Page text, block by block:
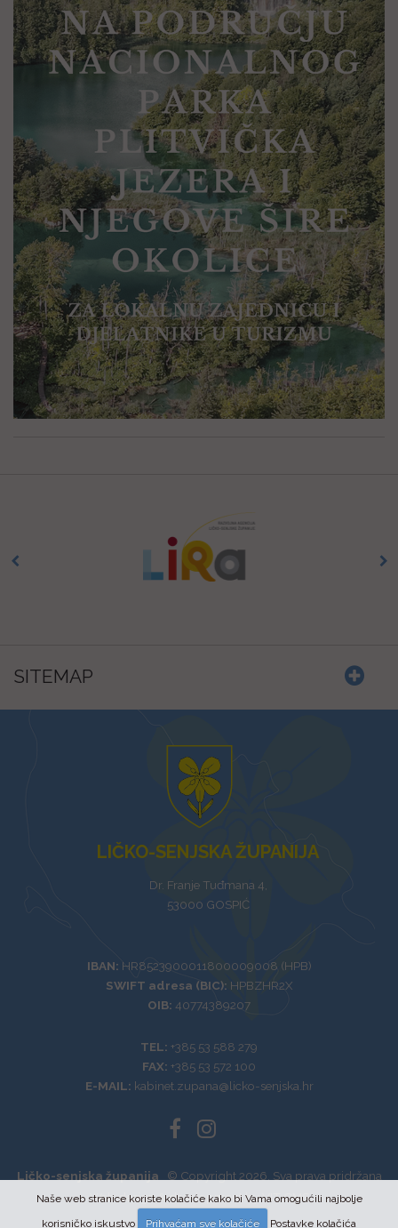
SITEMAP
LIČKO-SENJSKA ŽUPANIJA
Dr. Franje Tuđmana 4,
53000 GOSPIĆ
IBAN: HR8523900011800009008 (HPB)
SWIFT adresa (BIC): HPBZHR2X
OIB: 40774389207
TEL: +385 53 588 279
FAX: +385 53 572 100
E-MAIL: kabinet.zupana@licko-senjska.hr
Ličko-senjska županija
© Copyright 2026. Sva prava pridržana
Web design & development by VIT CMS
Naše web stranice koriste kolačiće kako bi Vama omogućili najbolje
korisničko iskustvo
Prihvaćam sve kolačiće Postavke kolačića